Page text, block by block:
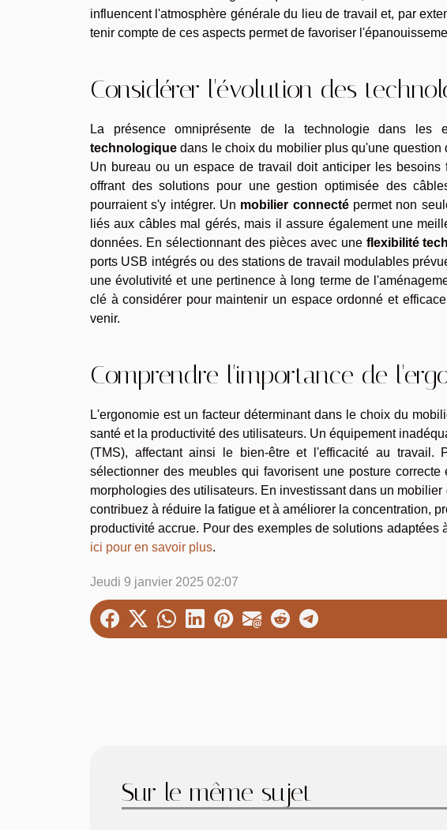
influencent l'atmosphère générale du lieu de travail et, par
tenir compte de ces aspects permet de favoriser
Considérer l'évolution des
La présence omniprésente de la technologie dans les
technologique dans le choix du mobilier plus qu'une
Un bureau ou un espace de travail doit anticiper les besoins
offrant des solutions pour une gestion optimisée des
pourraient s'y intégrer. Un mobilier connectépermet non
liés aux câbles mal gérés, mais il assure également une
données. En sélectionnant des pièces avec une flexibilité
ports USB intégrés ou des stations de travail modulables
une évolutivité et une pertinence à long terme de
clé à considérer pour maintenir un espace ordonné et
venir.
Comprendre l'importance de
L'ergonomie est un facteur déterminant dans le choix du
santé et la productivité des utilisateurs. Un équipement
(TMS), affectant ainsi le bien-être et l'efficacité au travail.
sélectionner des meubles qui favorisent une posture
morphologies des utilisateurs. En investissant dans un
contribuez à réduire la fatigue et à améliorer la concentration,
productivité accrue. Pour des exemples de solutions
ici pour en savoir plus.
Jeudi 9 janvier 2025 02:07
Sur le même sujet